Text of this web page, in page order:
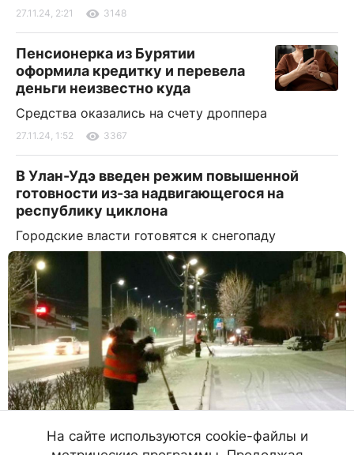
27.11.24, 2:21 3148
Пенсионерка из Бурятии
оформила кредитку и перевела
деньги неизвестно куда
Средства оказались на счету дроппера
27.11.24, 1:52 3367
В Улан-Удэ введен режим повышенной
готовности из-за надвигающегося на
республику циклона
Городские власти готовятся к снегопаду
На сайте используются cookie-файлы и